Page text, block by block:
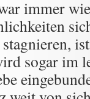
immer
sogar im